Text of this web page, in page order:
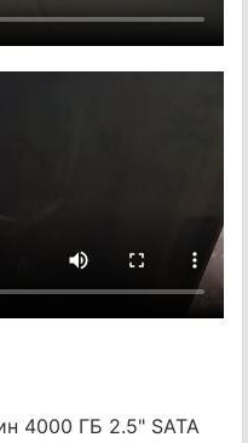
4000 ГБ 2.5" SATA